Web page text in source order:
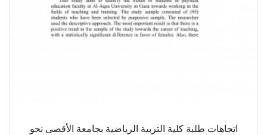
اتجاهات طلبة كلية التربية الرياضية بجامعة الأقصى نحو